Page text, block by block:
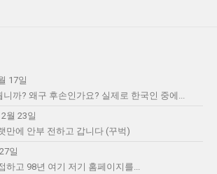
17일
까? 왜구 후손인가요? 실제로 한국인 중에...
월 23일
만에 안부 전하고 갑니다 (꾸벅)
일
하고 98년 여기 저기 홈페이지를...